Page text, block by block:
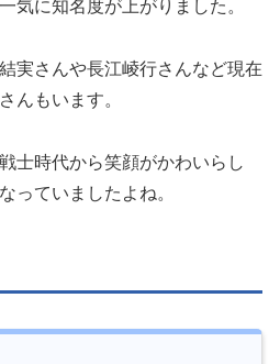
気に知名度が上がりました。
実さんや長江崚行さんなど現在
んもいます。
士時代から笑顔がかわいらし
っていましたよね。